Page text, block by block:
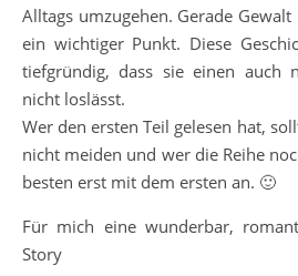
Alltags umzugehen. Gerade
ein wichtiger Punkt. Diese
tiefgründig, dass sie einen auch
nicht loslässt.
Wer den ersten Teil gelesen hat,
nicht meiden und wer die Reihe
besten erst mit dem ersten an. 🙂
Für mich eine wunderbar,
Story